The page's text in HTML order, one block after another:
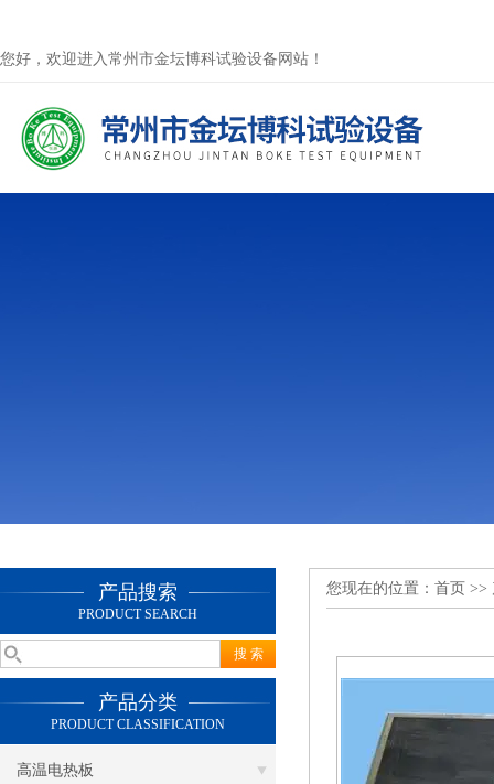
您好，欢迎进入常州市金坛博科试验设备网站！
产品搜索
PRODUCT SEARCH
产品分类
PRODUCT CLASSIFICATION
高温电热板
您现在的位置： 首页 >>